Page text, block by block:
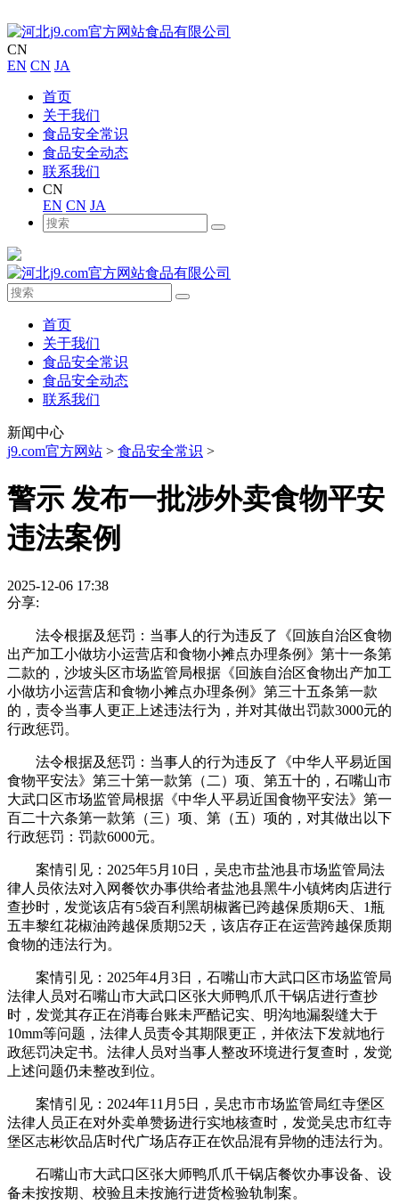
CN
EN CN JA
首页
关于我们
食品安全常识
食品安全动态
联系我们
CN
EN CN JA
首页
关于我们
食品安全常识
食品安全动态
联系我们
新闻中心
j9.com官方网站 > 食品安全常识 >
警示 发布一批涉外卖食物平安
违法案例
2025-12-06 17:38
分享:
法令根据及惩罚：当事人的行为违反了《回族自治区食物
出产加工小做坊小运营店和食物小摊点办理条例》第十一条第
二款的，沙坡头区市场监管局根据《回族自治区食物出产加工
小做坊小运营店和食物小摊点办理条例》第三十五条第一款
的，责令当事人更正上述违法行为，并对其做出罚款3000元的
行政惩罚。
法令根据及惩罚：当事人的行为违反了《中华人平易近国
食物平安法》第三十第一款第（二）项、第五十的，石嘴山市
大武口区市场监管局根据《中华人平易近国食物平安法》第一
百二十六条第一款第（三）项、第（五）项的，对其做出以下
行政惩罚：罚款6000元。
案情引见：2025年5月10日，吴忠市盐池县市场监管局法
律人员依法对入网餐饮办事供给者盐池县黑牛小镇烤肉店进行
查抄时，发觉该店有5袋百利黑胡椒酱已跨越保质期6天、1瓶
五丰黎红花椒油跨越保质期52天，该店存正在运营跨越保质期
食物的违法行为。
案情引见：2025年4月3日，石嘴山市大武口区市场监管局
法律人员对石嘴山市大武口区张大师鸭爪爪干锅店进行查抄
时，发觉其存正在消毒台账未严酷记实、明沟地漏裂缝大于
10mm等问题，法律人员责令其期限更正，并依法下发就地行
政惩罚决定书。法律人员对当事人整改环境进行复查时，发觉
上述问题仍未整改到位。
案情引见：2024年11月5日，吴忠市市场监管局红寺堡区
法律人员正在对外卖单赞扬进行实地核查时，发觉吴忠市红寺
堡区志彬饮品店时代广场店存正在饮品混有异物的违法行为。
石嘴山市大武口区张大师鸭爪爪干锅店餐饮办事设备、设
备未按按期、校验且未按施行进货检验轨制案。